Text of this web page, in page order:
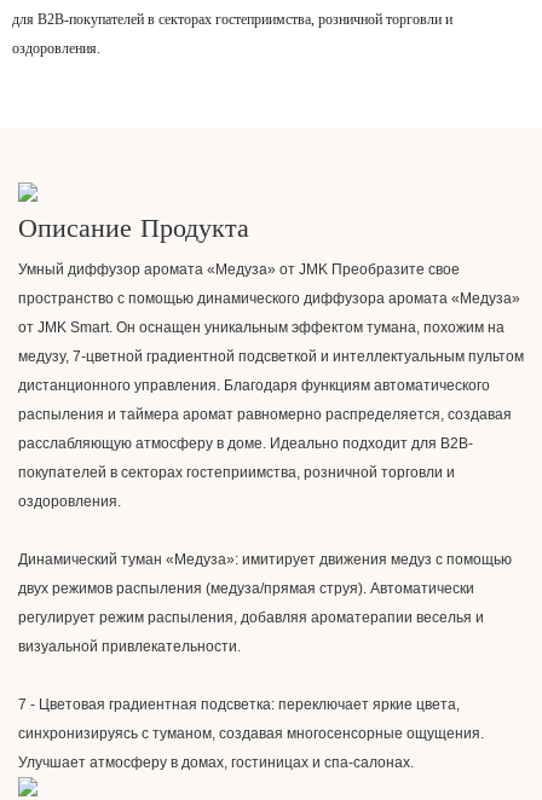
для B2B-покупателей в секторах гостеприимства, розничной торговли и
оздоровления.
Описание Продукта
Умный диффузор аромата «Медуза» от JMK Преобразите свое
пространство с помощью динамического диффузора аромата «Медуза»
от JMK Smart. Он оснащен уникальным эффектом тумана, похожим на
медузу, 7-цветной градиентной подсветкой и интеллектуальным пультом
дистанционного управления. Благодаря функциям автоматического
распыления и таймера аромат равномерно распределяется, создавая
расслабляющую атмосферу в доме. Идеально подходит для B2B-
покупателей в секторах гостеприимства, розничной торговли и
оздоровления.
Динамический туман «Медуза»: имитирует движения медуз с помощью
двух режимов распыления (медуза/прямая струя). Автоматически
регулирует режим распыления, добавляя ароматерапии веселья и
визуальной привлекательности.
7 - Цветовая градиентная подсветка: переключает яркие цвета,
синхронизируясь с туманом, создавая многосенсорные ощущения.
Улучшает атмосферу в домах, гостиницах и спа-салонах.